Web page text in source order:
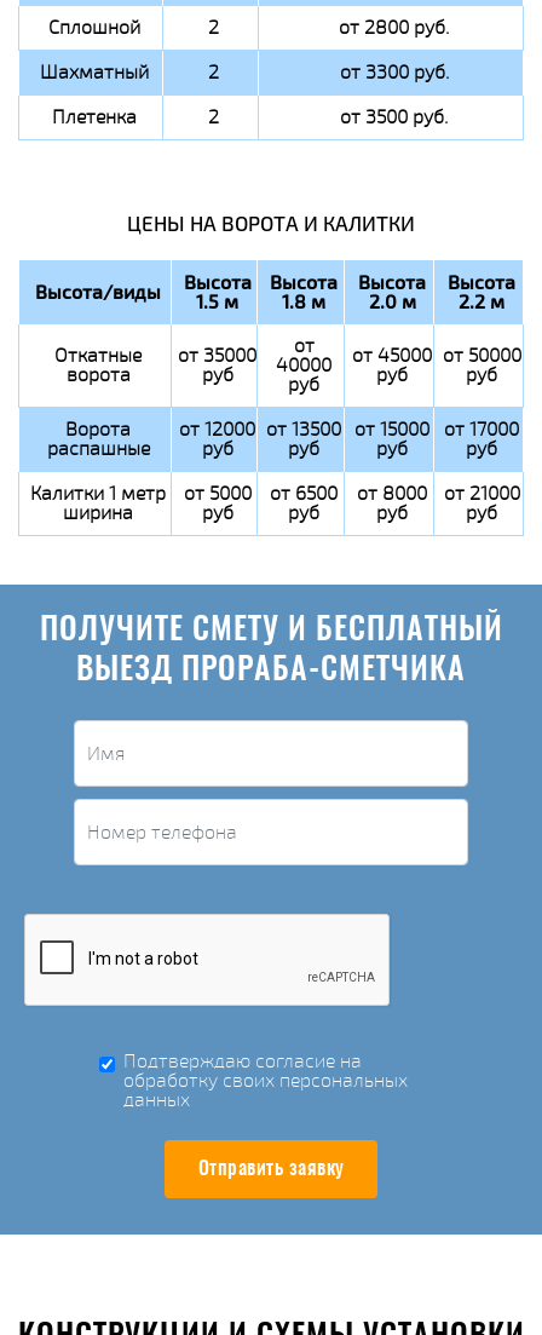
Сплошной
2
от 2800 руб.
Шахматный
2
от 3300 руб.
Плетенка
2 от 3500 руб.
ЦЕНЫ НА ВОРОТА И КАЛИТКИ
Высота/виды Высота
1.5 м
Высота
1.8 м
Высота
2.0 м
Высота
2.2 м
Откатные
ворота
от 35000
руб
от
40000
руб
от 45000
руб
от 50000
руб
Ворота
распашные
от 12000
руб
от 13500
руб
от 15000
руб
от 17000
руб
Калитки 1 метр
ширина
от 5000
руб
от 6500
руб
от 8000
руб
от 21000
руб
ПОЛУЧИТЕ СМЕТУ И БЕСПЛАТНЫЙ
ВЫЕЗД ПРОРАБА-СМЕТЧИКА
Подтверждаю согласие на
обработку своих персональных
данных
Отправить заявку